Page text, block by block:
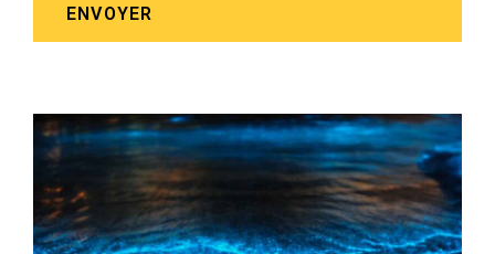
ENVOYER